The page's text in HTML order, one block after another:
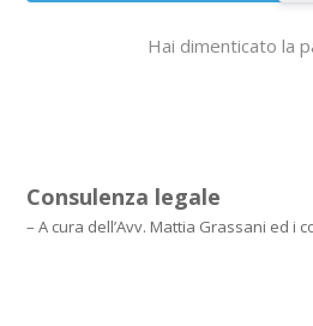
Hai dimenticato la
Consulenza legale
– A cura dell’Avv. Mattia Grassani ed i